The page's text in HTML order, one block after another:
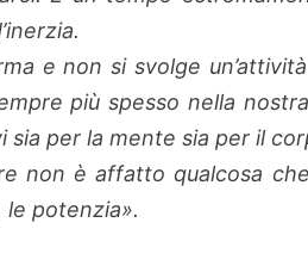
e non si svolge
più spesso nella
sia per la mente sia per il
non è affatto qualcosa
le potenzia».